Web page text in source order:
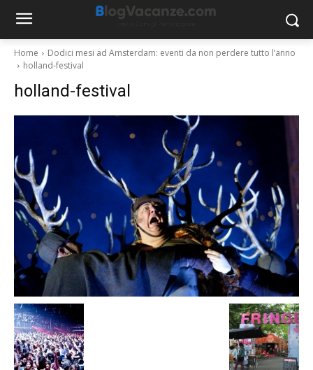
Home
Dodici mesi ad Amsterdam: eventi da non perdere tutto l’anno
holland-festival
holland-festival